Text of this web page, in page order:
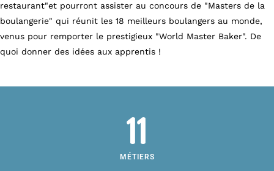
restaurant"et pourront assister au concours de "Masters de la
boulangerie" qui réunit les 18 meilleurs boulangers au monde,
venus pour remporter le prestigieux "World Master Baker". De
quoi donner des idées aux apprentis !
11
MÉTIERS